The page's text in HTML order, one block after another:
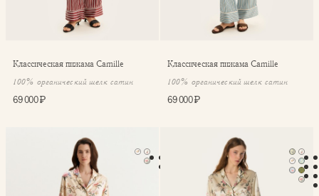
Классическая пижама Camille
100% органический шелк сатин
69 000 ₽
Классическая пижама Camille
100% органический шелк сатин
69 000 ₽
Пижама Serena с шортами Классическая пижама